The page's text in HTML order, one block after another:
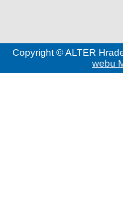
Copyright © ALTER
webu